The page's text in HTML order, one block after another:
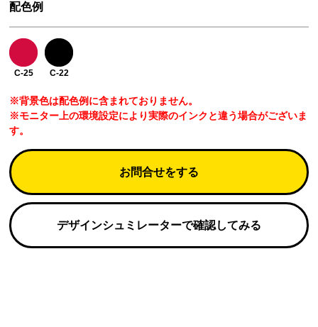
配色例
C-25 C-22
※背景色は配色例に含まれておりません。
※モニター上の環境設定により実際のインクと違う場合がございま
す。
お問合せをする
デザインシュミレーターで確認してみる